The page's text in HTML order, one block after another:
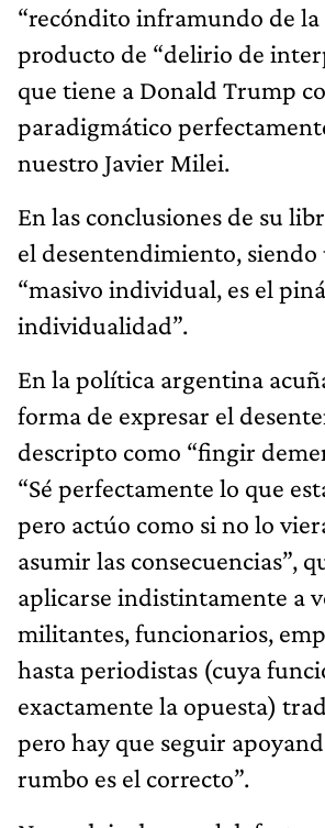
“recóndito inframundo de
producto de “delirio de
que tiene a Donald Trump
paradigmático
nuestro Javier Milei.
En las conclusiones de su
el desentendimiento,
“masivo individual, es el
individualidad”.
En la política argentina
forma de expresar el
descripto como “fingir
“Sé perfectamente lo que
pero actúo como si no lo
asumir las consecuencias”,
aplicarse indistintamente a
militantes, funcionarios,
hasta periodistas (cuya
exactamente la opuesta)
pero hay que seguir
rumbo es el correcto”.